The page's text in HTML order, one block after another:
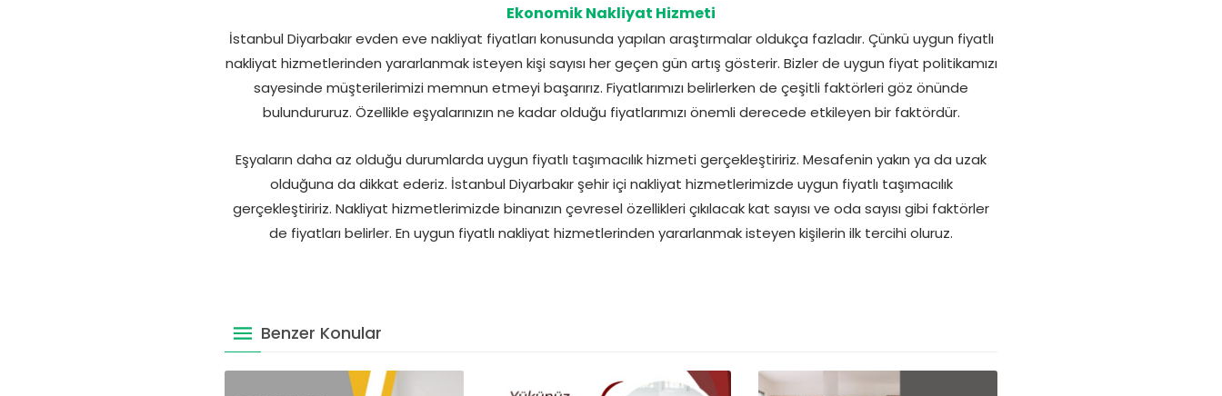
Ekonomik Nakliyat Hizmeti
İstanbul Diyarbakır evden eve nakliyat fiyatları konusunda yapılan araştırmalar oldukça fazladır. Çünkü uygun fiyatlı
nakliyat hizmetlerinden yararlanmak isteyen kişi sayısı her geçen gün artış gösterir. Bizler de uygun fiyat politikamızı
sayesinde müşterilerimizi memnun etmeyi başarırız. Fiyatlarımızı belirlerken de çeşitli faktörleri göz önünde
bulundururuz. Özellikle eşyalarınızın ne kadar olduğu fiyatlarımızı önemli derecede etkileyen bir faktördür.
Eşyaların daha az olduğu durumlarda uygun fiyatlı taşımacılık hizmeti gerçekleştiririz. Mesafenin yakın ya da uzak
olduğuna da dikkat ederiz. İstanbul Diyarbakır şehir içi nakliyat hizmetlerimizde uygun fiyatlı taşımacılık
gerçekleştiririz. Nakliyat hizmetlerimizde binanızın çevresel özellikleri çıkılacak kat sayısı ve oda sayısı gibi faktörler
de fiyatları belirler. En uygun fiyatlı nakliyat hizmetlerinden yararlanmak isteyen kişilerin ilk tercihi oluruz.
Benzer Konular